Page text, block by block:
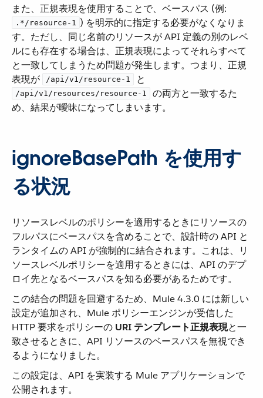
また、正規表現を使用することで、ベースパス (例:
.*/resource-1
​) を明示的に指定する必要がなくなりま
す。ただし、同じ名前のリソースが API 定義の別のレベ
ルにも存在する場合は、正規表現によってそれらすべて
と一致してしまうため問題が発生します。つまり、正規
表現が ​
/api/v1/resource-1 ​ と ​
/api/v1/resources/resource-1
​ の両方と一致するた
め、結果が曖昧になってしまいます。
ignoreBasePath を使用す
る状況
リソースレベルのポリシーを適用するときにリソースの
フルパスにベースパスを含めることで、設計時の API と
ランタイムの API が強制的に結合されます。これは、リ
ソースレベルポリシーを適用するときには、API のデプ
ロイ先となるベースパスを知る必要があるためです。
この結合の問題を回避するため、Mule 4.3.0 には新しい
設定が追加され、Mule ポリシーエンジンが受信した
HTTP 要求をポリシーの ​ URI テンプレート正規表現​と一
致させるときに、API リソースのベースパスを無視でき
るようになりました。
この設定は、API を実装する Mule アプリケーションで
公開されます。